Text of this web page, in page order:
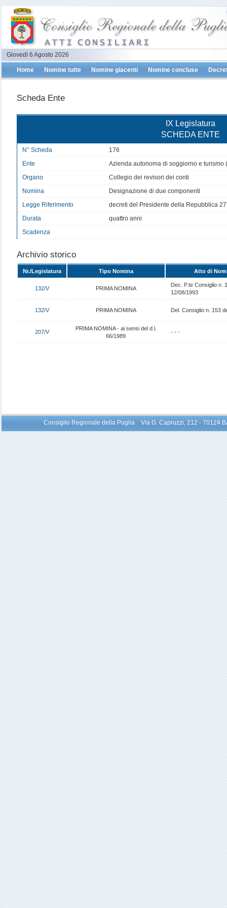
Giovedì 6 Agosto 2026
Home Nomine tutte Nomine giacenti Nomine concluse
Scheda Ente
IX Legislatura
SCHEDA ENTE
N° Scheda
176
Ente
Azienda autonoma di soggiorno e turismo
Organo
Collegio dei revisori dei conti
Nomina
Designazione di due componenti
Legge Riferimento
decreti del Presidente della Repubblica
Durata
quattro anni
Scadenza
Archivio storico
Nr./Legislatura Tipo Nomina Atto di
132/V PRIMA NOMINA
Dec. P.te Consiglio n.
12/08/1993
132/V PRIMA NOMINA Del. Consiglio n. 153
207/V
PRIMA NOMINA - ai sensi del d.l.
66/1989
- - -
Consiglio Regionale della Puglia Via G. Capruzzi, 212 -